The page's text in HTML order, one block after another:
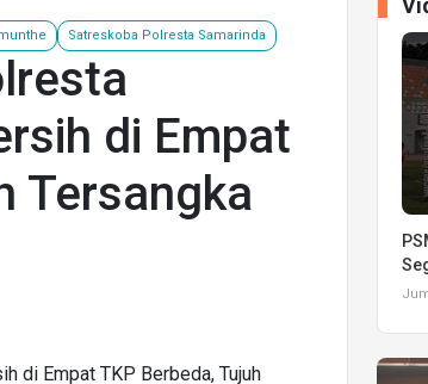
Satreskoba Polresta Samarinda
di Empat
Tersangka